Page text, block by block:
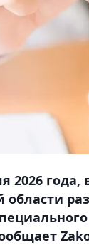
2026
области